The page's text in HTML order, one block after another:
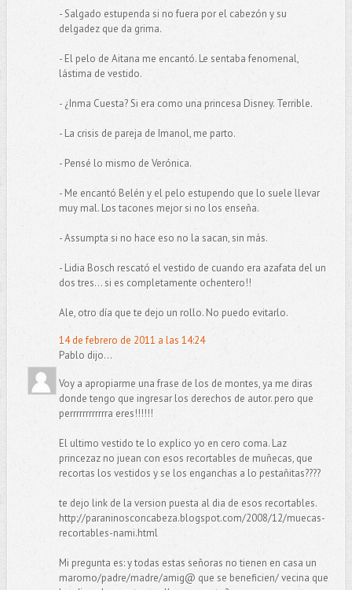
- Salgado estupenda si no fuera por el cabezón y su
delgadez que da grima.
- El pelo de Aitana me encantó. Le sentaba fenomenal,
lástima de vestido.
- ¿Inma Cuesta? Si era como una princesa Disney. Terrible.
- La crisis de pareja de Imanol, me parto.
- Pensé lo mismo de Verónica.
- Me encantó Belén y el pelo estupendo que lo suele llevar
muy mal. Los tacones mejor si no los enseña.
- Assumpta si no hace eso no la sacan, sin más.
- Lidia Bosch rescató el vestido de cuando era azafata del un
dos tres... si es completamente ochentero!!
Ale, otro día que te dejo un rollo. No puedo evitarlo.
14 de febrero de 2011 a las 14:24
Pablo dijo...
Voy a apropiarme una frase de los de montes, ya me diras
donde tengo que ingresar los derechos de autor. pero que
perrrrrrrrrrrra eres!!!!!!
El ultimo vestido te lo explico yo en cero coma. Laz
princezaz no juean con esos recortables de muñecas, que
recortas los vestidos y se los enganchas a lo pestañitas????
te dejo link de la version puesta al dia de esos recortables.
http://paraninosconcabeza.blogspot.com/2008/12/muecas-
recortables-nami.html
Mi pregunta es: y todas estas señoras no tienen en casa un
maromo/padre/madre/amig@ que se beneficien/ vecina que